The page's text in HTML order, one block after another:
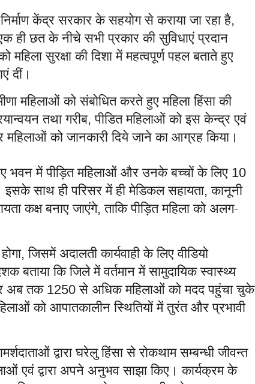
केंद्र सरकार के सहयोग से कराया जा रहा है,
ही छत के नीचे सभी प्रकार की सुविधाएं प्रदान
सुरक्षा की दिशा में महत्वपूर्ण पहल बताते हुए
दीं।
महिलाओं को संबोधित करते हुए महिला हिंसा की
तथा गरीब,पीडित महिलाओं को इस केन्द्र एवं
महिलाओं को जानकारी दिये जाने का आग्रह किया।
भवन में पीड़ित महिलाओं और उनके बच्चों के लिए 10
साथ ही परिसर में ही मेडिकल सहायता,कानूनी
कक्ष बनाए जाएंगे,ताकि पीड़ित महिला को अलग-
,जिसमें अदालती कार्यवाही के लिए वीडियो
बताया कि जिले में वर्तमान में सामुदायिक स्वास्थ्य
अब तक 1250से अधिक महिलाओं को मदद पहुंचा चुके
को आपातकालीन स्थितियों में तुरंत और प्रभावी
द्वारा घरेलु हिंसा से रोकथाम सम्बन्धी जीवन्त
एवं द्वारा अपने अनुभव साझा किए। कार्यक्रम के